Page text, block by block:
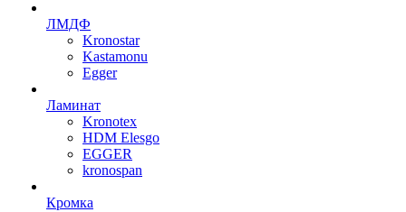
ЛМДФ
Kronostar
Kastamonu
Egger
Ламинат
Kronotex
HDM Elesgo
EGGER
kronospan
Кромка